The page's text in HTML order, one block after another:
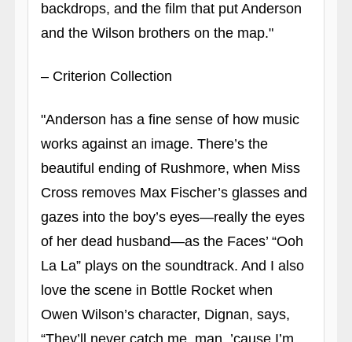
backdrops, and the film that put Anderson
and the Wilson brothers on the map."
– Criterion Collection
"Anderson has a fine sense of how music
works against an image. There’s the
beautiful ending of Rushmore, when Miss
Cross removes Max Fischer’s glasses and
gazes into the boy’s eyes—really the eyes
of her dead husband—as the Faces’ “Ooh
La La” plays on the soundtrack. And I also
love the scene in Bottle Rocket when
Owen Wilson’s character, Dignan, says,
“They’ll never catch me, man, ’cause I’m